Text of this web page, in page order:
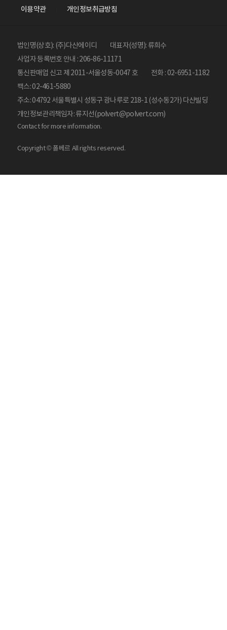
이용약관 개인정보취급방침
법인명(상호): (주)다산에이디
대표자(성명): 류희수
사업자 등록번호 안내 : 206-86-11171
통신판매업 신고 제 2011-서울성동-0047 호
전화 : 02-6951-1182
팩스: 02-461-5880
주소: 04792 서울특별시 성동구 광나루로 218-1 (성수동2가) 다산빌딩
개인정보관리책임자: 류지선(polvert@polvert.com)
Contact for more information.
Copyright © 폴베르 All rights reserved.